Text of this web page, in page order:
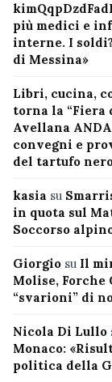
più medici e
interne. I
di Messina»
Libri, cucina,
torna la “Fiera
Avellana
convegni e
del tartufo
kasia su
in quota sul
Soccorso
Giorgio su Il
Molise, Forche
“svarioni” di
Nicola Di Lullo
Monaco:
politica della